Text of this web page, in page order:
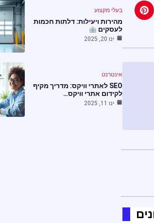
בעלי מקצוע
מהירות ויעילות: דלתות חכמות
לעסקים
ינו 20, 2025
אינטרנט
SEO לאתרי וויקס: מדריך מקיף
לקידום אתרי וויקס…
ינו 11, 2025